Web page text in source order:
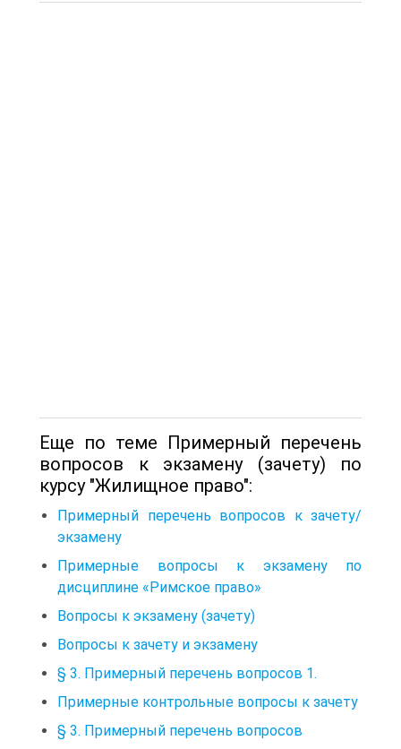
Еще по теме Примерный перечень
вопросов к экзамену (зачету) по
курсу "Жилищное право":
Примерный перечень вопросов к зачету/
экзамену
Примерные вопросы к экзамену по
дисциплине «Римское право»
Вопросы к экзамену (зачету)
Вопросы к зачету и экзамену
§ 3. Примерный перечень вопросов 1.
Примерные контрольные вопросы к зачету
§ 3. Примерный перечень вопросов